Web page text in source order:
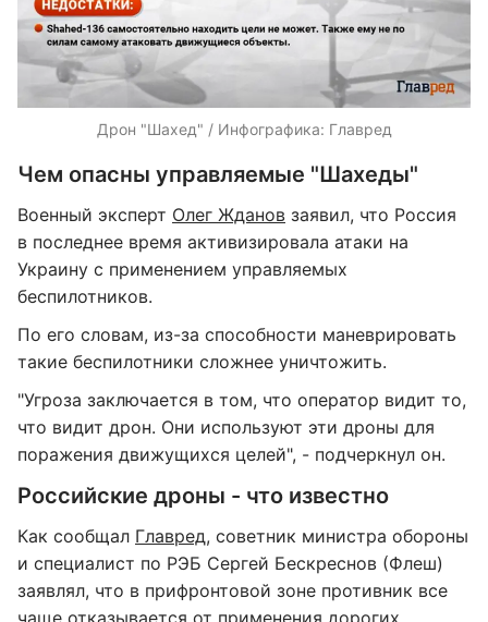
Дрон "Шахед" / Инфографика: Главред
Чем опасны управляемые "Шахеды"
Военный эксперт Олег Жданов заявил, что Россия
в последнее время активизировала атаки на
Украину с применением управляемых
беспилотников.
По его словам, из-за способности маневрировать
такие беспилотники сложнее уничтожить.
"Угроза заключается в том, что оператор видит то,
что видит дрон. Они используют эти дроны для
поражения движущихся целей", - подчеркнул он.
Российские дроны - что известно
Как сообщал Главред, советник министра обороны
и специалист по РЭБ Сергей Бескреснов (Флеш)
заявлял, что в прифронтовой зоне противник все
чаще отказывается от применения дорогих